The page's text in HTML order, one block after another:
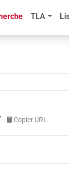
TLA
Copier URL